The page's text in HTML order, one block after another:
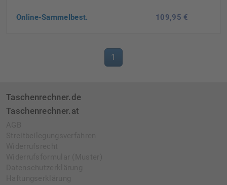
Online-Sammelbest. 109,95 €
1
Taschenrechner.de
Taschenrechner.at